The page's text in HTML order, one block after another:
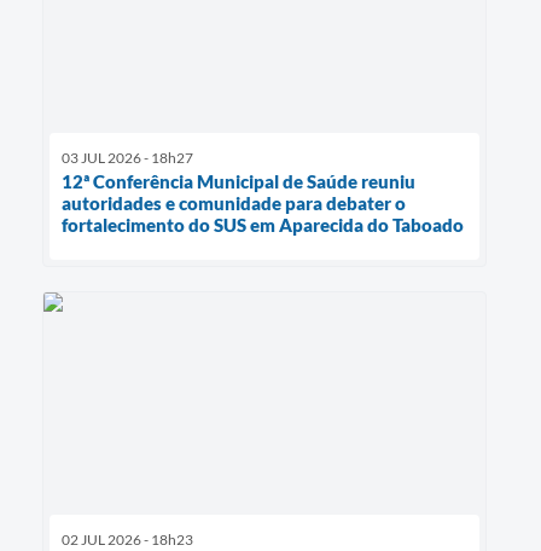
03 JUL 2026 - 18h27
12ª Conferência Municipal de Saúde reuniu
autoridades e comunidade para debater o
fortalecimento do SUS em Aparecida do Taboado
02 JUL 2026 - 18h23